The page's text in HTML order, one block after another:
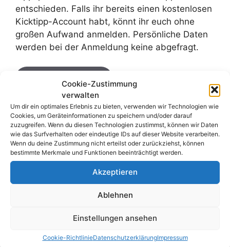
Cookie-Zustimmung
verwalten
Um dir ein optimales Erlebnis zu bieten, verwenden wir Technologien wie
Cookies, um Geräteinformationen zu speichern und/oder darauf
zuzugreifen. Wenn du diesen Technologien zustimmst, können wir Daten
wie das Surfverhalten oder eindeutige IDs auf dieser Website verarbeiten.
Wenn du deine Zustimmung nicht erteilst oder zurückziehst, können
bestimmte Merkmale und Funktionen beeinträchtigt werden.
Akzeptieren
Ablehnen
Einstellungen ansehen
Cookie-RichtlinieDatenschutzerklärungImpressum
entschieden. Falls ihr bereits einen kostenlosen
Kicktipp-Account habt, könnt ihr euch ohne
großen Aufwand anmelden. Persönliche Daten
werden bei der Anmeldung keine abgefragt.
Link zum Tippspiel
Dies ist nur eines der von uns vorgestellten
kostenlosen EM-Tippspielen mit Gewinnspiel.
Wenn ihr eine Liste aller uns bekannten
kostenlosen EM-Tippspielen mit Gewinnchance
aufrufen möchtet, dann klickt auf folgenden
Button:
Übersicht EM-Tippspiele 2024 mit
Kategorien
Allgemein,Blog,Gewinnspiele,Kicktipp